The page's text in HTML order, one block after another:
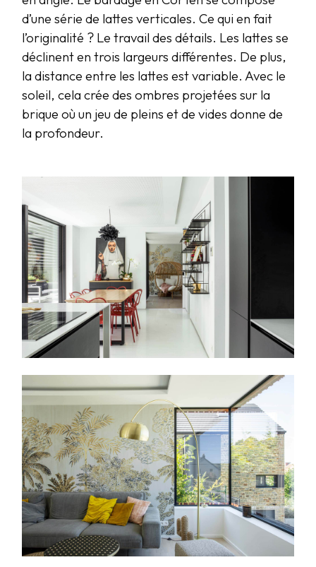
d’une série de lattes verticales. Ce qui en fait
l’originalité ? Le travail des détails. Les lattes se
déclinent en trois largeurs différentes. De plus,
la distance entre les lattes est variable. Avec le
soleil, cela crée des ombres projetées sur la
brique où un jeu de pleins et de vides donne de
la profondeur.